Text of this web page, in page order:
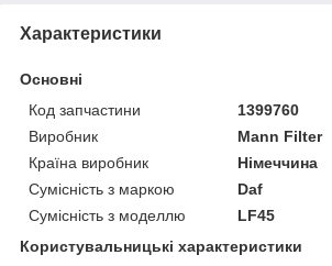
Характеристики
Основні
Код запчастини
1399760
Виробник
Mann Filter
Країна виробник
Німеччина
Сумісність з маркою
Daf
Сумісність з моделлю
LF45
Користувальницькі характеристики